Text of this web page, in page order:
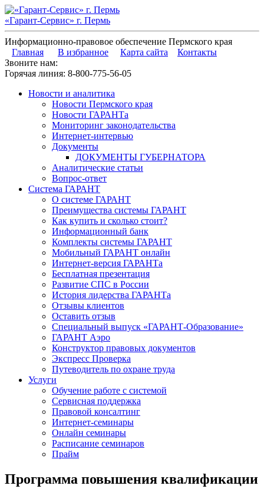
«Гарант-Сервис» г. Пермь
Информационно-правовое обеспечение Пермского края
Главная
В избранное Карта сайта
Контакты
Звоните нам:
Горячая линия: 8-800-775-56-05
Новости и аналитика
Новости Пермского края
Новости ГАРАНТа
Мониторинг законодательства
Интернет-интервью
Документы
ДОКУМЕНТЫ ГУБЕРНАТОРА
Аналитические статьи
Вопрос-ответ
Система ГАРАНТ
О системе ГАРАНТ
Преимущества системы ГАРАНТ
Как купить и сколько стоит?
Информационный банк
Комплекты системы ГАРАНТ
Мобильный ГАРАНТ онлайн
Интернет-версия ГАРАНТа
Бесплатная презентация
Развитие СПС в России
История лидерства ГАРАНТа
Отзывы клиентов
Оставить отзыв
Специальный выпуск «ГАРАНТ-Образование»
ГАРАНТ Аэро
Конструктор правовых документов
Экспресс Проверка
Путеводитель по охране труда
Услуги
Обучение работе с системой
Сервисная поддержка
Правовой консалтинг
Интернет-семинары
Онлайн семинары
Расписание семинаров
Прайм
Программа повышения квалификации